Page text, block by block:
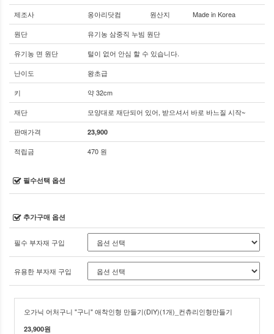
제조사 옹아리닷컴 원산지
Made in Korea
원단
유기농 삼중직 누빔 원단
유기농 면 원단
털이 없어 안심 할 수 있습니다.
난이도
왕초급
키
약 32cm
재단
모양대로 재단되어 있어, 받으셔서 바로 바느질 시작~
판매가격
23,900
적립금 470 원
필수선택 옵션
추가구매 옵션
필수 부자재 구입
유용한 부자재 구입
오가닉 어처구니 "구니" 애착인형 만들기(DIY)(1개)_컨츄리인형만들기
23,900원